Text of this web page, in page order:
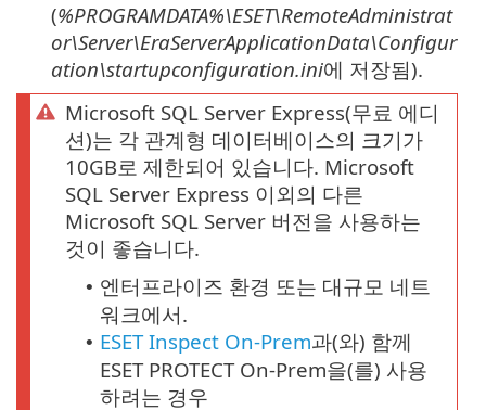
(%PROGRAMDATA%\ESET\RemoteAdministrat
or\Server\EraServerApplicationData\Configur
ation\startupconfiguration.ini에 저장됨).
Microsoft SQL Server Express(무료 에디
션)는 각 관계형 데이터베이스의 크기가
10GB로 제한되어 있습니다. Microsoft
SQL Server Express 이외의 다른
Microsoft SQL Server 버전을 사용하는
것이 좋습니다.
• 엔터프라이즈 환경 또는 대규모 네트
워크에서.
• ESET Inspect On-Prem과(와) 함께
ESET PROTECT On-Prem을(를) 사용
하려는 경우